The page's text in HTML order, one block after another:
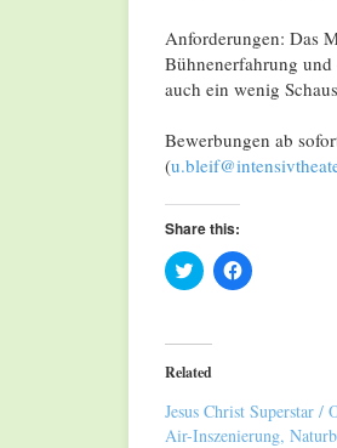
Anforderungen: Das
Bühnenerfahrung und
auch ein wenig
Bewerbungen ab
(
Share this:
Click
to
(Opens
in
new
Click
to
Related
Jesus Christ Superstar /
Air-Inszenierung,